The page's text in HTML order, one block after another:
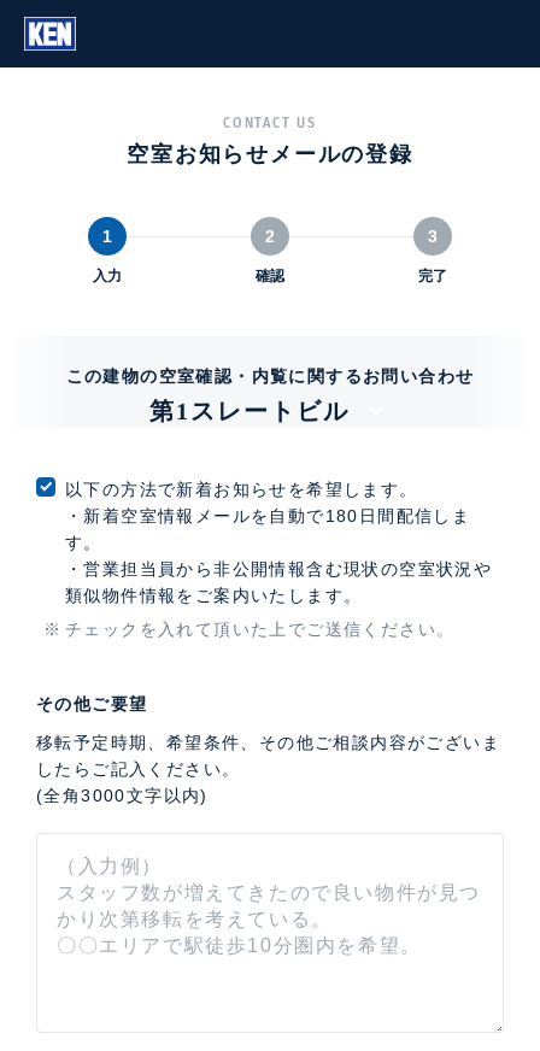
CONTACT US
空室お知らせメールの登録
1
入力
2
確認
3
完了
この建物の空室確認・内覧に関するお問い合わせ
第1スレートビル
以下の方法で新着お知らせを希望します。
・新着空室情報メールを自動で180日間配信しま
す。
・営業担当員から非公開情報含む現状の空室状況や
類似物件情報をご案内いたします。
チェックを入れて頂いた上でご送信ください。
その他ご要望
移転予定時期、希望条件、その他ご相談内容がございま
したらご記入ください。
(全角3000文字以内)